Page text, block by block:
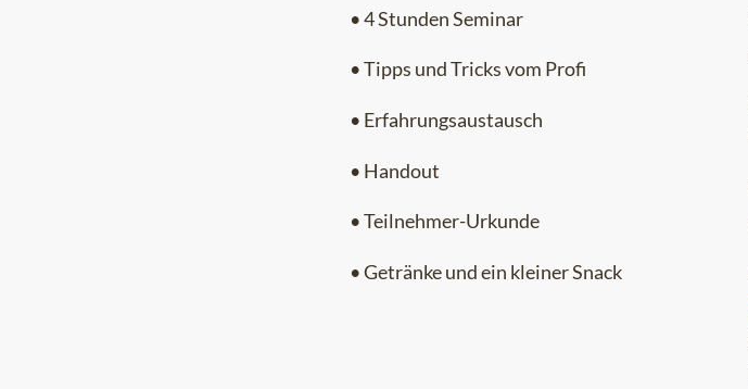
• 4 Stunden Seminar
• Tipps und Tricks vom Profi
• Erfahrungsaustausch
• Handout
• Teilnehmer-Urkunde
• Getränke und ein kleiner Snack